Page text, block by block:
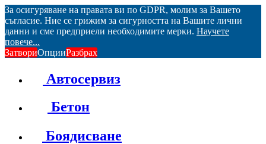
За осигуряване на правата ви по GDPR, молим за Вашето
съгласие. Ние се грижим за сигурността на Вашите лични
данни и сме предприели необходимите мерки. Научете
повече...
ЗатвориОпцииРазбрах
Автосервиз
Бетон
Боядисване